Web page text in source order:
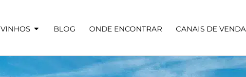
VINHOS BLOG ONDE ENCONTRAR CANAIS DE VENDA